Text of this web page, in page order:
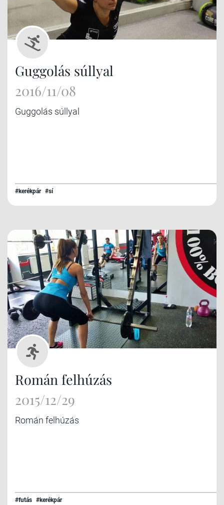
Guggolás súllyal
2016/11/08
Guggolás súllyal
#kerékpár #sí
Román felhúzás
2015/12/29
Román felhúzás
#futás #kerékpár